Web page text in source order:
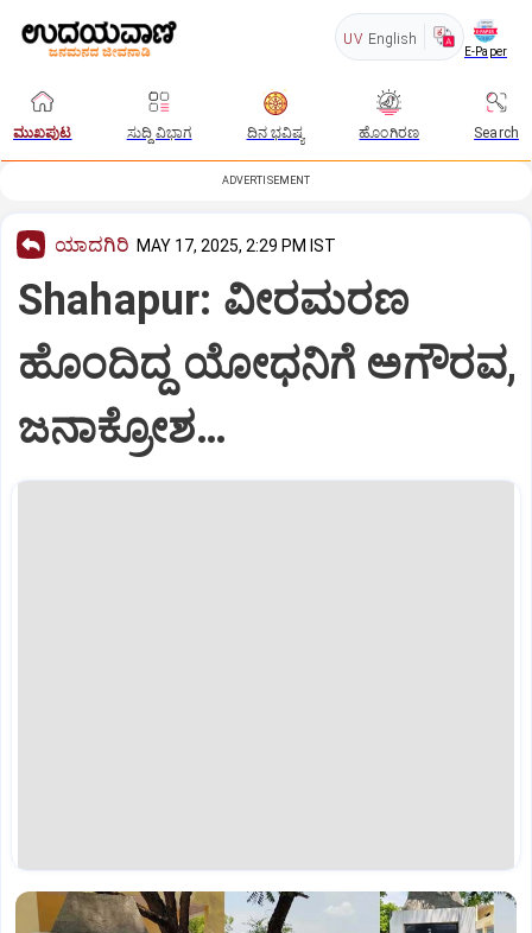
UV English
E-Paper
ಮುಖಪುಟ ಸುದ್ದಿ ವಿಭಾಗ ದಿನ ಭವಿಷ್ಯ ಹೊಂಗಿರಣ Search
ADVERTISEMENT
ಯಾದಗಿರಿ MAY 17, 2025, 2:29 PM IST
Shahapur: ವೀರಮರಣ
ಹೊಂದಿದ್ದ ಯೋಧನಿಗೆ ಅಗೌರವ,
ಜನಾಕ್ರೋಶ…